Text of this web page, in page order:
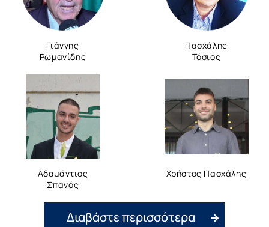
Γιάννης
Ρωμανίδης
Πασχάλης
Τόσιος
Αδαμάντιος
Σπανός
Χρήστος Πασχάλης
Διαβάστε περισσότερα